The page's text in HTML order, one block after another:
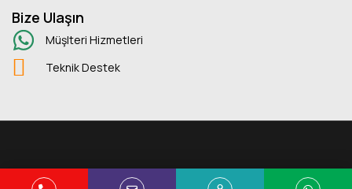
Bize Ulaşın
Müşlteri Hizmetleri
Teknik Destek
Copyright © 2025 Kuans Ofis